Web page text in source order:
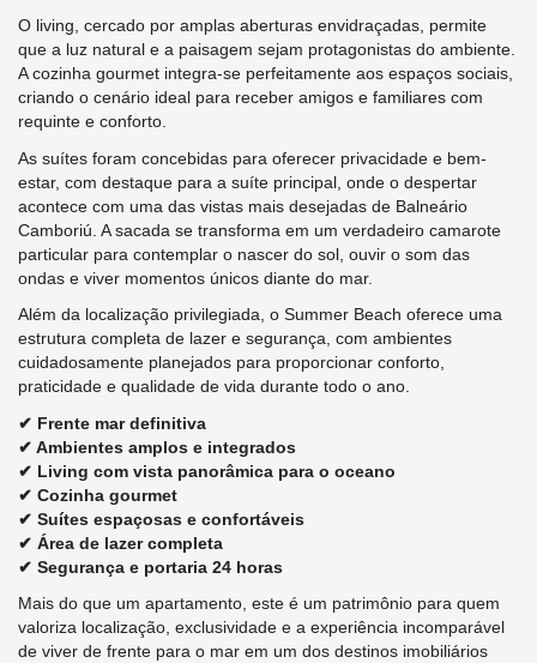
O living, cercado por amplas aberturas envidraçadas, permite
que a luz natural e a paisagem sejam protagonistas do ambiente.
A cozinha gourmet integra-se perfeitamente aos espaços sociais,
criando o cenário ideal para receber amigos e familiares com
requinte e conforto.
As suítes foram concebidas para oferecer privacidade e bem-
estar, com destaque para a suíte principal, onde o despertar
acontece com uma das vistas mais desejadas de Balneário
Camboriú. A sacada se transforma em um verdadeiro camarote
particular para contemplar o nascer do sol, ouvir o som das
ondas e viver momentos únicos diante do mar.
Além da localização privilegiada, o Summer Beach oferece uma
estrutura completa de lazer e segurança, com ambientes
cuidadosamente planejados para proporcionar conforto,
praticidade e qualidade de vida durante todo o ano.
✔ Frente mar definitiva
✔ Ambientes amplos e integrados
✔ Living com vista panorâmica para o oceano
✔ Cozinha gourmet
✔ Suítes espaçosas e confortáveis
✔ Área de lazer completa
✔ Segurança e portaria 24 horas
Mais do que um apartamento, este é um patrimônio para quem
valoriza localização, exclusividade e a experiência incomparável
de viver de frente para o mar em um dos destinos imobiliários